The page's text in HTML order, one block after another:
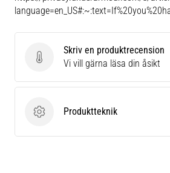
Skriv en produktrecension
Skriv en produktrecension
Vi vill gärna läsa din åsikt
ProduktteknikProduktteknik